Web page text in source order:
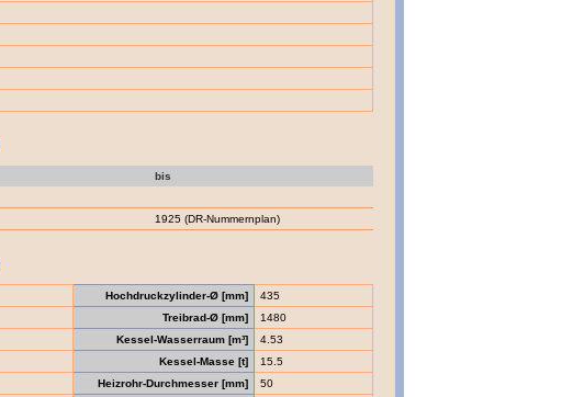
bis
1925 (DR-Nummernplan)
Hochdruckzylinder-Ø [mm]
435
Treibrad-Ø [mm]
1480
Kessel-Wasserraum [m³]
4.53
Kessel-Masse [t]
15.5
Heizrohr-Durchmesser [mm]
50